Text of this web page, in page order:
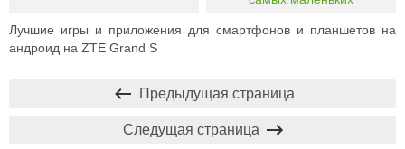
Лучшие игры и приложения для смартфонов и планшетов на
андроид на ZTE Grand S
Предыдущая страница
Следущая страница